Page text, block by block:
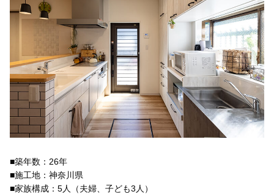
■築年数：26年
■施工地：神奈川県
■家族構成：5人（夫婦、子ども3人）